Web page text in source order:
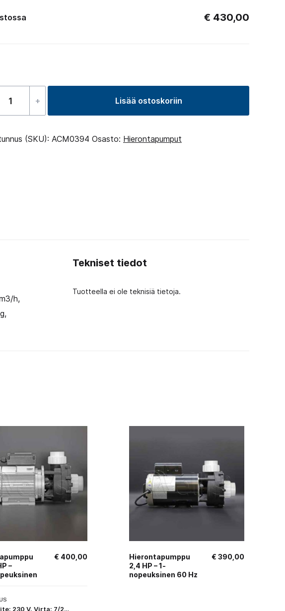
€ 430,00
Hierontapumppu
HP
+ Lisää ostoskoriin
(SKU): ACM0394 Osasto: Hierontapumput
h,
Tekniset tiedot
Tuotteella ei ole teknisiä tietoja.
–
€ 400,00
230 V, Virta: 7/2…
Hierontapumppu
2,4 HP – 1-
nopeuksinen 60 Hz
€ 390,00